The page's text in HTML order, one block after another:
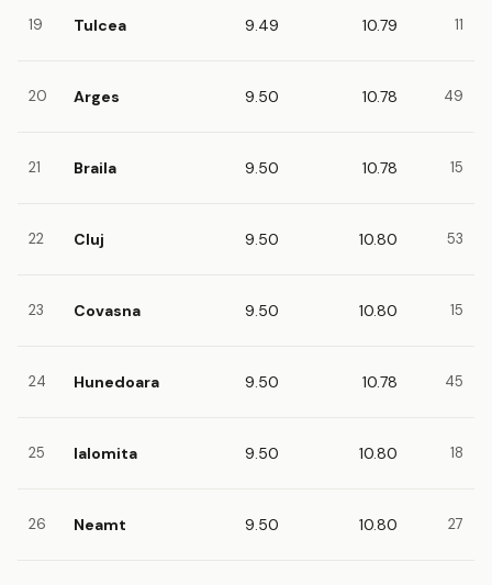
19 Tulcea 9.49 10.79 11
20 Arges 9.50 10.78 49
21 Braila 9.50 10.78 15
22 Cluj 9.50 10.80 53
23 Covasna 9.50 10.80 15
24 Hunedoara 9.50 10.78 45
25 Ialomita 9.50 10.80 18
26 Neamt 9.50 10.80 27